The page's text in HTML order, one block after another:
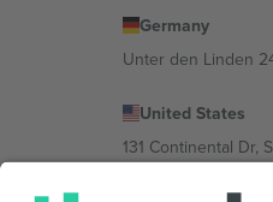
Germany
Unter den Linden
United States
131 Continental Dr,